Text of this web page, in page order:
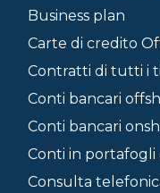
Business plan
Carte di credito
Contratti di tutti i
Conti bancari
Conti bancari
Conti in portafogli
Consulta